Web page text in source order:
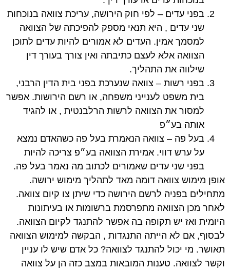
בפני עדים – לפי חוק הירושה, עריכת צוואה בנוכחות
שני עדים , היא תנאי מספק להפיכתה של הצוואה
למסמך אמין. העדים לא אמורים להיות עדים לתוכן
הצוואה אלא לעצם כתיבתה ואין צורך בעורך דין
שילווה את התהליך.
בפני רשות – צוואה שנערכת בפני בית הדין הרבני,
בית משפט לענייני משפחה, או רשם הירושות. אפשר
למסור את הצוואה לרשות הרלבנטית , או להגיד
אותה בע״פ
בעל פה – צוואה הנאמרת בעל פה כשהאדם נמצא
על ערש דווי. אמירת הצוואה בע״פ צריכה להיות
בפני שני עדים שאמורים לכתוב מה נאמר בעל פה.
אופן מימוש צוואה דומה מאד לתהליך מימוש ירושה.
מתחילים בפניה לרשם הירושה כדי שיתן צו קיום צוואה.
לאחר מכן הצוואה מתפרסמת ברשומות או בעיתונות
היומית ואז יש תקופה בה אפשר להתנגד לקיום הצוואה.
לבסוף, אם לא הייתה התנגדות , הבקשה למימוש הצוואה
תאושר. מי יכול להתנגד לצוואה? כל אדם שיש לו עניין
וקשר לצוואה. טענות המובאות במצב כזה הן על צוואה